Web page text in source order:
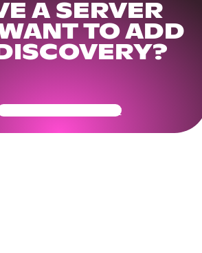
A SERVER
TO ADD
Your Community Ready